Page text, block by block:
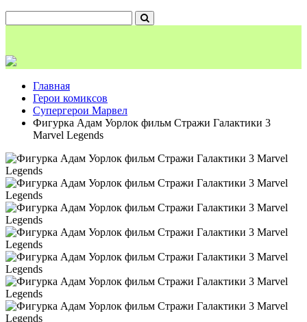
Главная
Герои комиксов
Супергерои Марвел
Фигурка Адам Уорлок фильм Стражи Галактики 3
Marvel Legends